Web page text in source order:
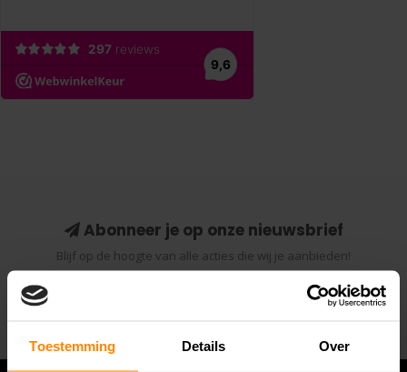
Toestemming Details Over
Abonneer je op onze nieuwsbrief
Blijf op de hoogte van alle acties die wij je aanbieden!
Abonneer